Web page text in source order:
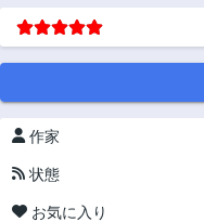
作家
状態
お気に入り